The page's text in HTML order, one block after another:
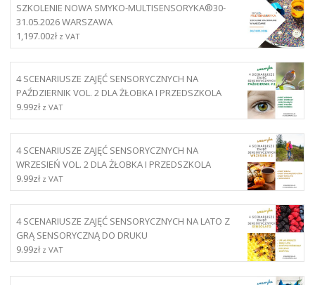
SZKOLENIE NOWA SMYKO-MULTISENSORYKA®30-
31.05.2026 WARSZAWA
1,197.00zł z VAT
4 SCENARIUSZE ZAJĘĆ SENSORYCZNYCH NA
PAŹDZIERNIK VOL. 2 DLA ŻŁOBKA I PRZEDSZKOLA
9.99zł z VAT
4 SCENARIUSZE ZAJĘĆ SENSORYCZNYCH NA
WRZESIEŃ VOL. 2 DLA ŻŁOBKA I PRZEDSZKOLA
9.99zł z VAT
4 SCENARIUSZE ZAJĘĆ SENSORYCZNYCH NA LATO Z
GRĄ SENSORYCZNĄ DO DRUKU
9.99zł z VAT